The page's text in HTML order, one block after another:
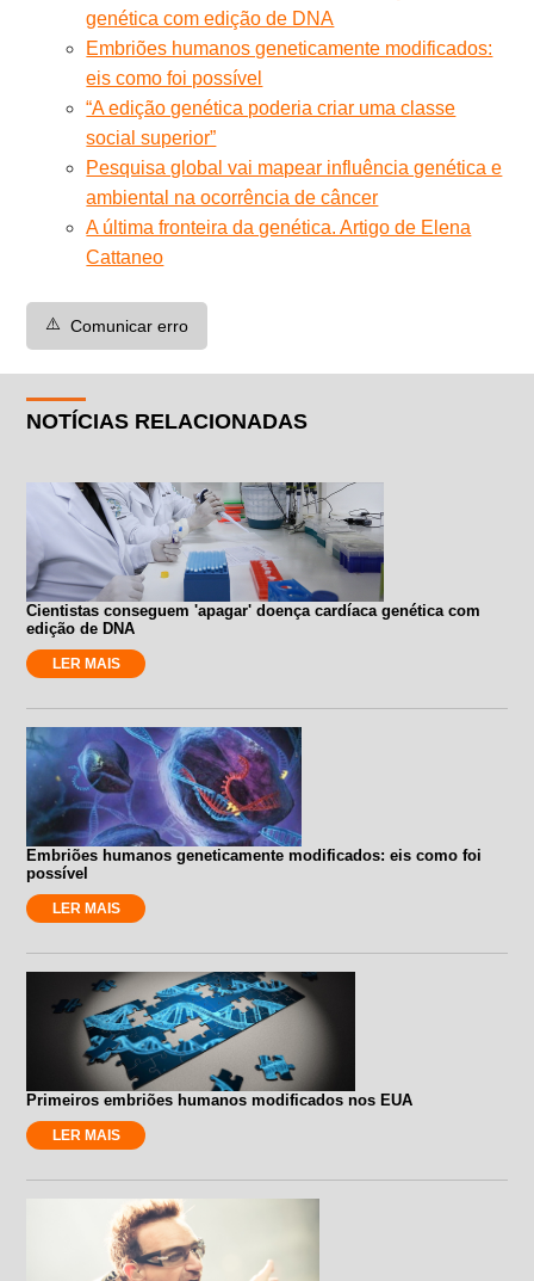
genética com edição de DNA
Embriões humanos geneticamente modificados:
eis como foi possível
“A edição genética poderia criar uma classe
social superior”
Pesquisa global vai mapear influência genética e
ambiental na ocorrência de câncer
A última fronteira da genética. Artigo de Elena
Cattaneo
⚠️ Comunicar erro
NOTÍCIAS RELACIONADAS
Cientistas conseguem 'apagar' doença cardíaca genética com
edição de DNA
LER MAIS
Embriões humanos geneticamente modificados: eis como foi
possível
LER MAIS
Primeiros embriões humanos modificados nos EUA
LER MAIS